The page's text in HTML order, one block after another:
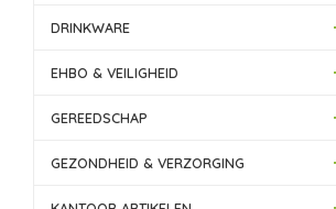
DRINKWARE
EHBO & VEILIGHEID
GEREEDSCHAP
GEZONDHEID & VERZORGING